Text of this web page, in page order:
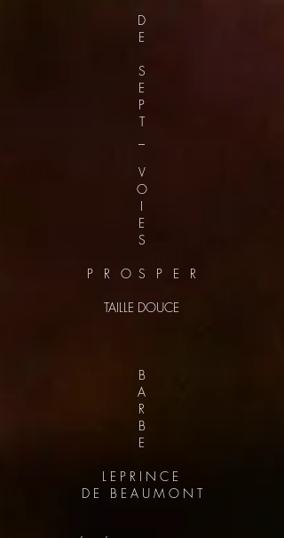
D
E
S
E
P
T
V
O
I
E
S
P R O S P E R
TAILLE DOUCE
B
A
R
B
E
L E P R I N C E
D E B E A U M O N T